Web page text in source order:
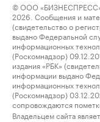
© ООО
2026. Сообщения и
(свидетельство о
выдано Федеральной
информационных
(Роскомнадзор)
издания «РБК»
информации выдано
информационных
(Роскомнадзор)
сопровождаются
Владельцем сайта